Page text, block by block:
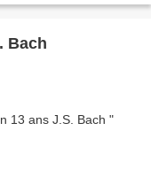
Bach